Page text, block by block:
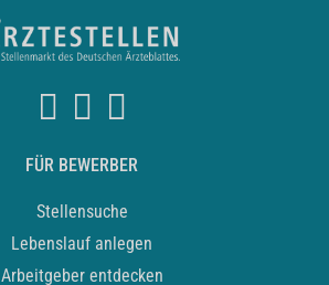
FÜR BEWERBER
Stellensuche
Lebenslauf anlegen
Arbeitgeber entdecken